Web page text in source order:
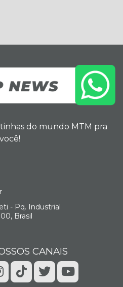
do mundo MTM pra
você!
- Pq. Industrial
Brasil
CANAIS